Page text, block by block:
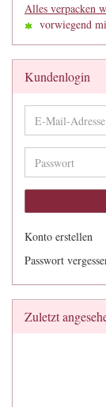
Alles verpacken
vorwiegend
Kundenlogin
E-
Mail-
Adresse
Passwort
Konto erstellen
Passwort
Zuletzt